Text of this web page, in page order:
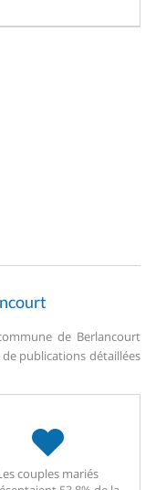
de Berlancourt
publications détaillées
couples mariés